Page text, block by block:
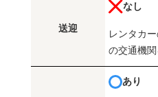
送迎
なし
レンタカ
の交通機
あり